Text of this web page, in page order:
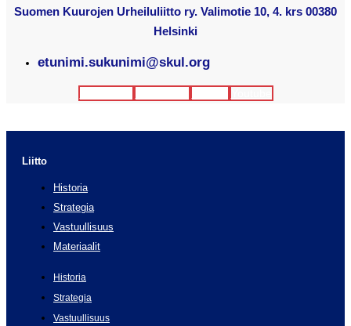
Suomen Kuurojen Urheiluliitto ry. Valimotie 10, 4. krs 00380
Helsinki
etunimi.sukunimi@skul.org
Liitto
Historia
Strategia
Vastuullisuus
Materiaalit
Historia
Strategia
Vastuullisuus